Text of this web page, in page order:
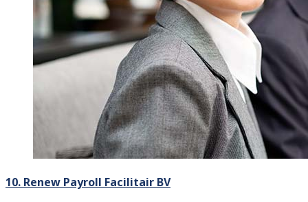
10. Renew Payroll Facilitair BV